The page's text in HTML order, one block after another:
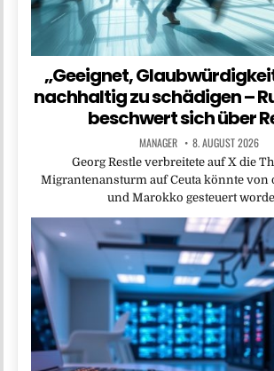
„Geeignet,
nachhaltig zu schädigen –
beschwert sich über
MANAGER 8. AUGUST 2026
Georg Restle verbreitete auf X die
Migrantenansturm auf Ceuta könnte von
und Marokko gesteuert